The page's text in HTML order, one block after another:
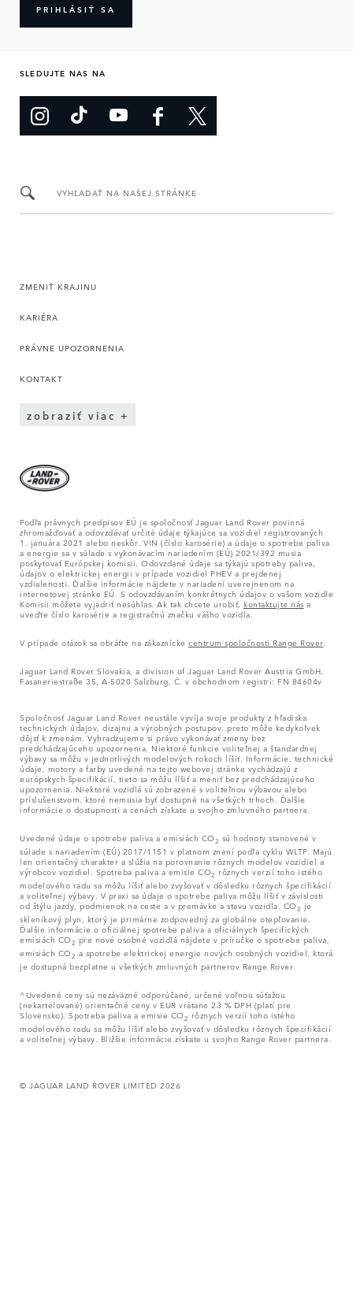
PRIHLÁSIŤ SA
SLEDUJTE NAS NA
VYHĽADAŤ NA NAŠEJ STRÁNKE
ZMENIŤ KRAJINU
KARIÉRA
PRÁVNE UPOZORNENIA
KONTAKT
zobraziť viac
Podľa právnych predpisov EÚ je spoločnosť Jaguar Land Rover povinná
zhromažďovať a odovzdávať určité údaje týkajúce sa vozidiel registrovaných
1. januára 2021 alebo neskôr. VIN (číslo karosérie) a údaje o spotrebe paliva
a energie sa v súlade s vykonávacím nariadením (EÚ) 2021/392 musia
poskytovať Európskej komisii. Odovzdané údaje sa týkajú spotreby paliva,
údajov o elektrickej energii v prípade vozidiel PHEV a prejdenej
vzdialenosti. Ďalšie informácie nájdete v nariadení uverejnenom na
internetovej stránke EÚ. S odovzdávaním konkrétnych údajov o vašom vozidle
Komisii môžete vyjadriť nesúhlas. Ak tak chcete urobiť, kontaktujte nás a
uveďte číslo karosérie a registračnú značku vášho vozidla.
V prípade otázok sa obráťte na zákaznícke centrum spoločnosti Range Rover
Jaguar Land Rover Slovakia, a division of Jaguar Land Rover Austria GmbH,
Fasaneriestraße 35, A-5020 Salzburg, Č. v obchodnom registri: FN 84604v
Spoločnosť Jaguar Land Rover neustále vyvíja svoje produkty z hľadiska
technických údajov, dizajnu a výrobných postupov, preto môže kedykoľvek
dôjsť k zmenám. Vyhradzujeme si právo vykonávať zmeny bez
predchádzajúceho upozornenia. Niektoré funkcie voliteľnej a štandardnej
výbavy sa môžu v jednotlivých modelových rokoch líšiť. Informácie, technické
údaje, motory a farby uvedené na tejto webovej stránke vychádzajú z
európskych špecifikácií, tieto sa môžu líšiť a meniť bez predchádzajúceho
upozornenia. Niektoré vozidlá sú zobrazené s voliteľnou výbavou alebo
príslušenstvom, ktoré nemusia byť dostupné na všetkých trhoch. Ďalšie
informácie o dostupnosti a cenách získate u svojho zmluvného partnera.
Uvedené údaje o spotrebe paliva a emisiách CO2 sú hodnoty stanovené v
súlade s nariadením (EÚ) 2017/1151 v platnom znení podľa cyklu WLTP. Majú
len orientačný charakter a slúžia na porovnanie rôznych modelov vozidiel a
výrobcov vozidiel. Spotreba paliva a emisie CO2 rôznych verzií toho istého
modelového radu sa môžu líšiť alebo zvyšovať v dôsledku rôznych špecifikácií
a voliteľnej výbavy. V praxi sa údaje o spotrebe paliva môžu líšiť v závislosti
od štýlu jazdy, podmienok na ceste a v premávke a stavu vozidla. CO2 je
skleníkový plyn, ktorý je primárne zodpovedný za globálne otepľovanie.
Ďalšie informácie o oficiálnej spotrebe paliva a oficiálnych špecifických
emisiách CO2 pre nové osobné vozidlá nájdete v príručke o spotrebe paliva,
emisiách CO2 a spotrebe elektrickej energie nových osobných vozidiel, ktorá
je dostupná bezplatne u všetkých zmluvných partnerov Range Rover.
^Uvedené ceny sú nezáväzné odporúčané, určené voľnou súťažou
(nekartelované) orientačné ceny v EUR vrátane 23 % DPH (platí pre
Slovensko). Spotreba paliva a emisie CO2 rôznych verzií toho istého
modelového radu sa môžu líšiť alebo zvyšovať v dôsledku rôznych špecifikácií
a voliteľnej výbavy. Bližšie informácie získate u svojho Range Rover partnera.
© JAGUAR LAND ROVER LIMITED 2026